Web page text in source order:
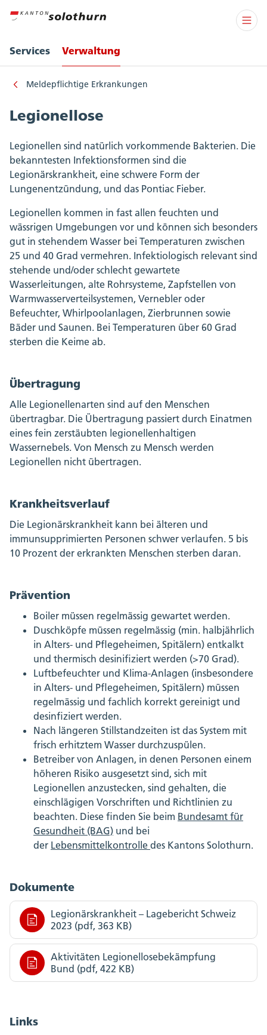
Services Verwaltung
Meldepflichtige Erkrankungen
Legionellose
Legionellen sind natürlich vorkommende Bakterien. Die
bekanntesten Infektionsformen sind die
Legionärskrankheit, eine schwere Form der
Lungenentzündung, und das Pontiac Fieber.
Legionellen kommen in fast allen feuchten und
wässrigen Umgebungen vor und können sich besonders
gut in stehendem Wasser bei Temperaturen zwischen
25 und 40 Grad vermehren. Infektiologisch relevant sind
stehende und/oder schlecht gewartete
Wasserleitungen, alte Rohrsysteme, Zapfstellen von
Warmwasserverteilsystemen, Vernebler oder
Befeuchter, Whirlpoolanlagen, Zierbrunnen sowie
Bäder und Saunen. Bei Temperaturen über 60 Grad
sterben die Keime ab.
Übertragung
Alle Legionellenarten sind auf den Menschen
übertragbar. Die Übertragung passiert durch Einatmen
eines fein zerstäubten legionellenhaltigen
Wassernebels. Von Mensch zu Mensch werden
Legionellen nicht übertragen.
Krankheitsverlauf
Die Legionärskrankheit kann bei älteren und
immunsupprimierten Personen schwer verlaufen. 5 bis
10 Prozent der erkrankten Menschen sterben daran.
Prävention
Boiler müssen regelmässig gewartet werden.
Duschköpfe müssen regelmässig (min. halbjährlich
in Alters- und Pflegeheimen, Spitälern) entkalkt
und thermisch desinifiziert werden (>70 Grad).
Luftbefeuchter und Klima-Anlagen (insbesondere
in Alters- und Pflegeheimen, Spitälern) müssen
regelmässig und fachlich korrekt gereinigt und
desinfiziert werden.
Nach längeren Stillstandzeiten ist das System mit
frisch erhitztem Wasser durchzuspülen.
Betreiber von Anlagen, in denen Personen einem
höheren Risiko ausgesetzt sind, sich mit
Legionellen anzustecken, sind gehalten, die
einschlägigen Vorschriften und Richtlinien zu
beachten. Diese finden Sie beim Bundesamt für
Gesundheit (BAG) und bei
der Lebensmittelkontrolle des Kantons Solothurn.
Dokumente
Legionärskrankheit – Lagebericht Schweiz
2023 (pdf, 363 KB)
Aktivitäten Legionellosebekämpfung
Bund (pdf, 422 KB)
Links